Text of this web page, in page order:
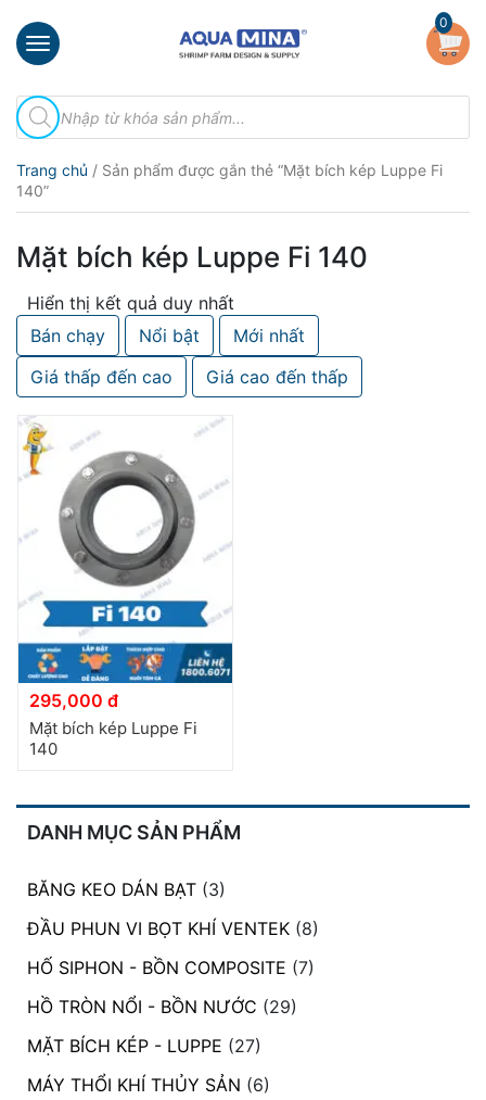
×
chủ
thiệu
Sản
Phun
Bọt
Khí
Ventek
Hướng
dẫn
lắp
Blog
chia
Liên
hệ
0
Tìm
kiếm
sản
Trang chủ / Sản phẩm được gắn thẻ “Mặt bích kép Luppe Fi
140”
DANH MỤC SẢN PHẨM
BĂNG KEO DÁN BẠT (3)
ĐẦU PHUN VI BỌT KHÍ VENTEK (8)
HỐ SIPHON - BỒN COMPOSITE (7)
HỒ TRÒN NỔI - BỒN NƯỚC (29)
MẶT BÍCH KÉP - LUPPE (27)
MÁY THỔI KHÍ THỦY SẢN (6)
Mặt bích kép Luppe Fi 140
Hiển thị kết quả duy nhất
Bán chạy
Nổi bật
Mới nhất
Giá thấp đến cao
Giá cao đến thấp
295,000 đ
Mặt bích kép Luppe Fi
140